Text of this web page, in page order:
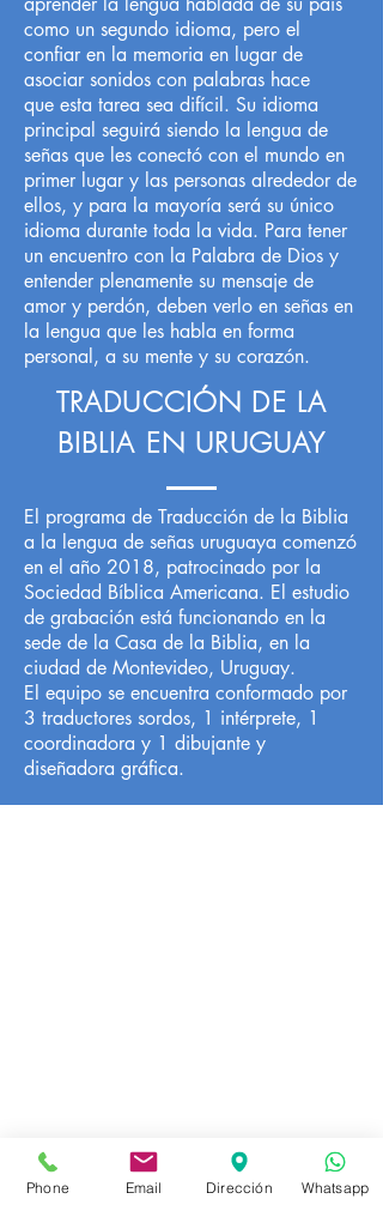
como un segundo idioma, pero el
confiar en la memoria en lugar de
asociar sonidos con palabras hace
que esta tarea sea difícil. Su idioma
principal seguirá siendo la lengua de
señas que les conectó con el mundo en
primer lugar y las personas alrededor de
ellos, y para la mayoría será su único
idioma durante toda la vida. Para tener
un encuentro con la Palabra de Dios y
entender plenamente su mensaje de
amor y perdón, deben verlo en señas en
la lengua que les habla en forma
personal, a su mente y su corazón.
TRADUCCIÓN DE LA
BIBLIA EN URUGUAY
El programa de Traducción de la Biblia
a la lengua de señas uruguaya comenzó
en el año 2018, patrocinado por la
Sociedad Bíblica Americana. El estudio
de grabación está funcionando en la
sede de la Casa de la Biblia, en la
ciudad de Montevideo, Uruguay.
El equipo se encuentra conformado por
3 traductores sordos, 1 intérprete, 1
coordinadora y 1 dibujante y
diseñadora gráfica.
Phone Email Dirección Whatsapp